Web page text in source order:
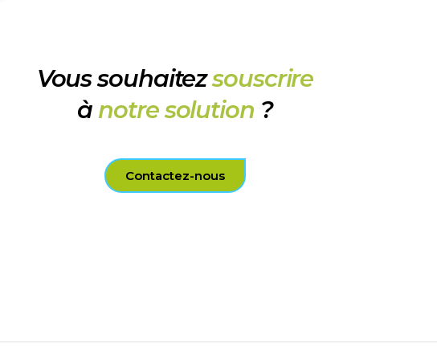
Vous souhaitezsouscrire
à notre solution ?
Contactez-nous